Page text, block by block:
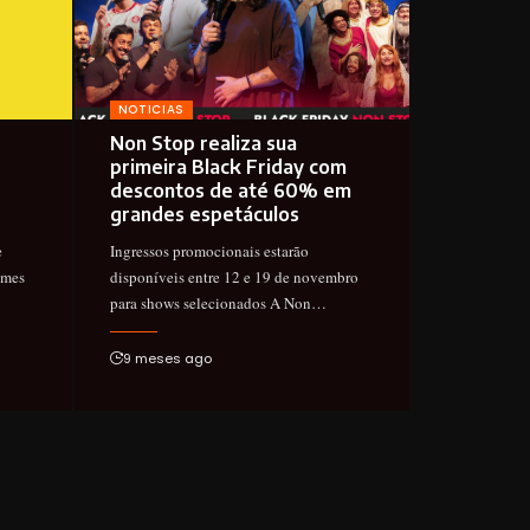
NOTICIAS
Non Stop realiza sua
primeira Black Friday com
descontos de até 60% em
grandes espetáculos
Ingressos promocionais estarão
disponíveis entre 12 e 19 de novembro
para shows selecionados A Non…
9 meses ago